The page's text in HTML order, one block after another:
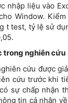
liệu vào
Window.
t test, tỷ lệ sử
trong nghiên cứu
cứu được giải
cứu trước khi
sự chấp nhận
tin cá nhân